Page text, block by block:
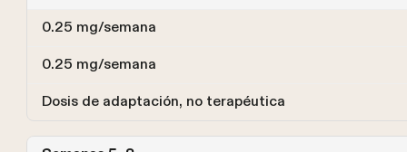
0.25 mg/semana
0.25 mg/semana
Dosis de adaptación, no terapéutica